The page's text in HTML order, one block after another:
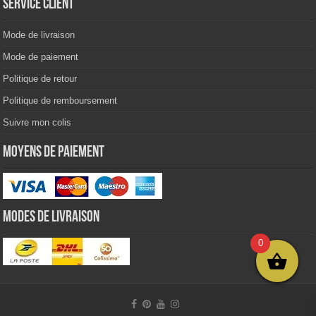
Service client
Mode de livraison
Mode de paiement
Politique de retour
Politique de remboursement
Suivre mon colis
Moyens de paiement
Modes de livraison
0